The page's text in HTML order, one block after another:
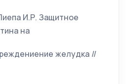
И.Р. Защитное
на
желудка //